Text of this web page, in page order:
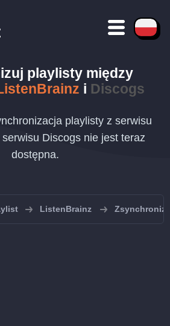
playlisty między
i Discogs
playlisty z serwisu
Discogs nie jest teraz
dostępna.
ListenBrainz